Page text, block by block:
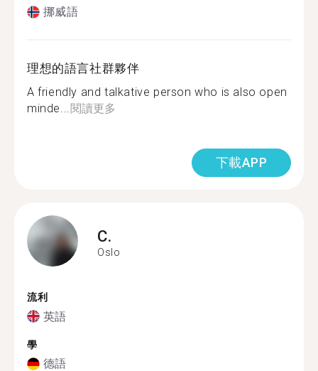
挪威語
理想的語言社群夥伴
A friendly and talkative person who is also open
minde...閱讀更多
下載APP
C.
Oslo
流利
英語
學
德語